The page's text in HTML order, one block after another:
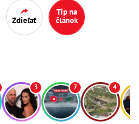
Zdieľať
Tip na
článok
3 7 4